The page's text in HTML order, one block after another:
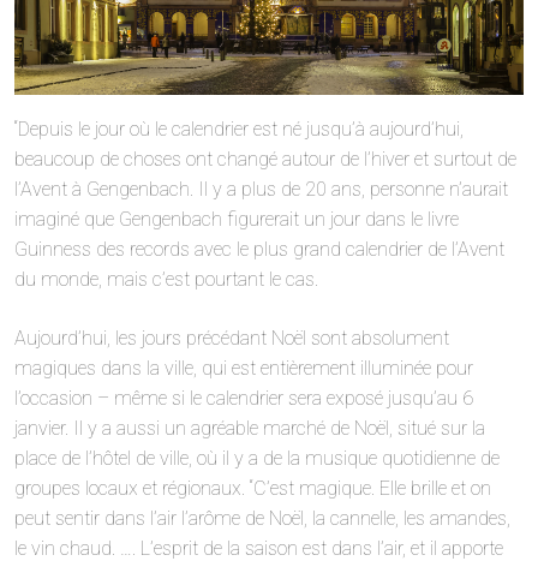
“Depuis le jour où le calendrier est né jusqu’à aujourd’hui,
beaucoup de choses ont changé autour de l’hiver et surtout de
l’Avent à Gengenbach. Il y a plus de 20 ans, personne n’aurait
imaginé que Gengenbach figurerait un jour dans le livre
Guinness des records avec le plus grand calendrier de l’Avent
du monde, mais c’est pourtant le cas.
Aujourd’hui, les jours précédant Noël sont absolument
magiques dans la ville, qui est entièrement illuminée pour
l’occasion – même si le calendrier sera exposé jusqu’au 6
janvier. Il y a aussi un agréable marché de Noël, situé sur la
place de l’hôtel de ville, où il y a de la musique quotidienne de
groupes locaux et régionaux. “C’est magique. Elle brille et on
peut sentir dans l’air l’arôme de Noël, la cannelle, les amandes,
le vin chaud. …. L’esprit de la saison est dans l’air, et il apporte